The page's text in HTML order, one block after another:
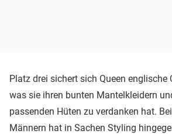
Platz drei sichert sich Queen englische
was sie ihren bunten Mantelkleidern
passenden Hüten zu verdanken hat.
Männern hat in Sachen Styling